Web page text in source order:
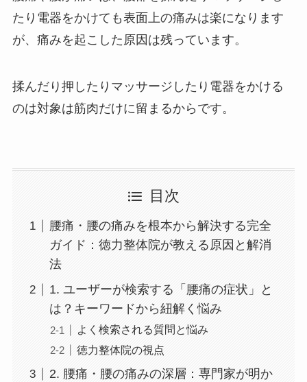
たり電器をかけても表面上の痛みは楽になります
が、痛みを起こした原因は残っています。
揉んだり押したりマッサージしたり電器をかける
のは対象は筋肉だけに留まるからです。
目次
腰痛・腰の痛みを根本から解決する完全
ガイド：徳力整体院が教える原因と解消
法
1. ユーザーが検索する「腰痛の症状」と
は？キーワードから紐解く悩み
よく検索される質問と悩み
徳力整体院の視点
2. 腰痛・腰の痛みの深層：専門家が明か